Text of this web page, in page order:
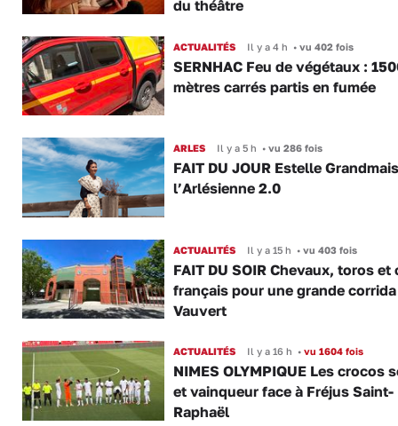
du théâtre
ACTUALITÉS Il y a 4 h •vu 402 fois
SERNHAC Feu de végétaux :
mètres carrés partis en fumée
ARLES Il y a 5 h •vu 286 fois
FAIT DU JOUR Estelle
l’Arlésienne 2.0
ACTUALITÉS Il y a 15 h •vu 403 fois
FAIT DU SOIR Chevaux, toros et
français pour une grande corrida
Vauvert
ACTUALITÉS Il y a 16 h •vu 1604 fois
NIMES OLYMPIQUE Les crocos
et vainqueur face à Fréjus Saint-
Raphaël